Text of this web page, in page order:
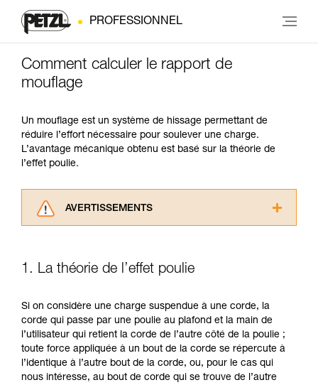
PROFESSIONNEL
Comment calculer le rapport de
mouflage
Un mouflage est un système de hissage permettant de
réduire l’effort nécessaire pour soulever une charge.
L’avantage mécanique obtenu est basé sur la théorie de
l’effet poulie.
AVERTISSEMENTS
consulter. Vous devez avoir compris les
informations de la notice technique pour
d’informations.
Maîtriser ces techniques nécessite une
formation et un entraînement spécifique. Validez
avec un professionnel votre capacité à refaire
la manipulation, seul, en toute sécurité, avant
de la reproduire en autonomie.
1. La théorie de l’effet poulie
Si on considère une charge suspendue à une corde, la
corde qui passe par une poulie au plafond et la main de
l’utilisateur qui retient la corde de l’autre côté de la poulie ;
toute force appliquée à un bout de la corde se répercute à
l’identique à l’autre bout de la corde, ou, pour le cas qui
nous intéresse, au bout de corde qui se trouve de l’autre